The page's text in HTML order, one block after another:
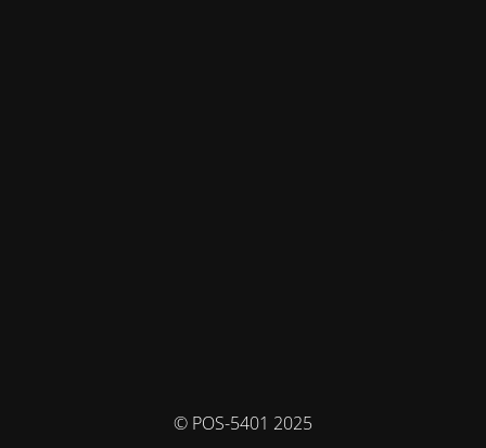
© POS-5401 2025